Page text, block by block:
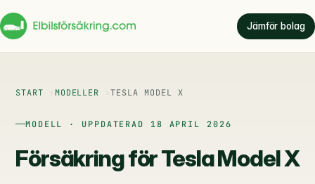
Jämför bolag
START MODELLER TESLA MODEL X
MODELL · UPPDATERAD 18 APRIL 2026
Försäkring för Tesla Model X